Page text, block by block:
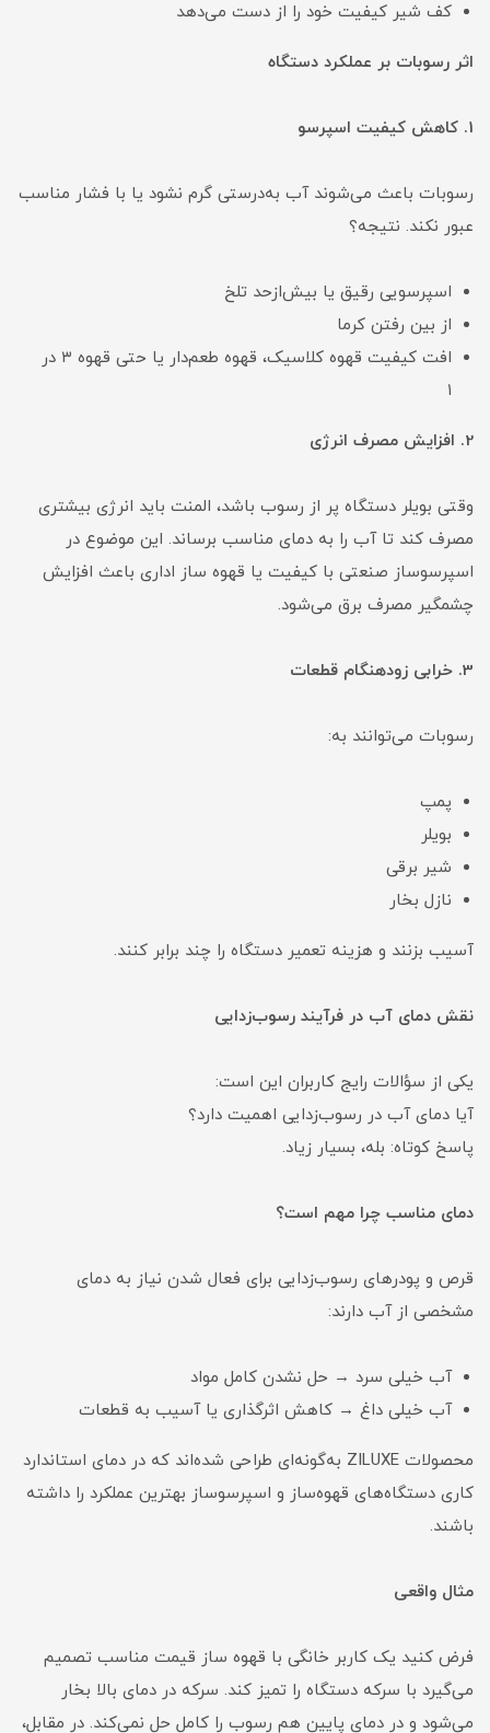
کف شیر کیفیت خود را از دست می‌دهد
اثر رسوبات بر عملکرد دستگاه
1. کاهش کیفیت اسپرسو
رسوبات باعث می‌شوند آب به‌درستی گرم نشود یا با فشار مناسب
عبور نکند. نتیجه؟
اسپرسویی رقیق یا بیش‌ازحد تلخ
از بین رفتن کرما
افت کیفیت قهوه کلاسیک، قهوه طعم‌دار یا حتی قهوه ۳ در
۱
2. افزایش مصرف انرژی
وقتی بویلر دستگاه پر از رسوب باشد، المنت باید انرژی بیشتری
مصرف کند تا آب را به دمای مناسب برساند. این موضوع در
اسپرسوساز صنعتی با کیفیت یا قهوه ساز اداری باعث افزایش
چشمگیر مصرف برق می‌شود.
3. خرابی زودهنگام قطعات
رسوبات می‌توانند به:
پمپ
بویلر
شیر برقی
نازل بخار
آسیب بزنند و هزینه تعمیر دستگاه را چند برابر کنند.
نقش دمای آب در فرآیند رسوب‌زدایی
یکی از سؤالات رایج کاربران این است:
آیا دمای آب در رسوب‌زدایی اهمیت دارد؟
پاسخ کوتاه: بله، بسیار زیاد.
دمای مناسب چرا مهم است؟
قرص و پودرهای رسوب‌زدایی برای فعال شدن نیاز به دمای
مشخصی از آب دارند:
آب خیلی سرد → حل نشدن کامل مواد
آب خیلی داغ → کاهش اثرگذاری یا آسیب به قطعات
محصولات ZILUXE به‌گونه‌ای طراحی شده‌اند که در دمای استاندارد
کاری دستگاه‌های قهوه‌ساز و اسپرسوساز بهترین عملکرد را داشته
باشند.
مثال واقعی
فرض کنید یک کاربر خانگی با قهوه ساز قیمت مناسب تصمیم
می‌گیرد با سرکه دستگاه را تمیز کند. سرکه در دمای بالا بخار
می‌شود و در دمای پایین هم رسوب را کامل حل نمی‌کند. در مقابل،